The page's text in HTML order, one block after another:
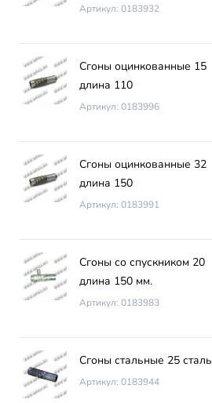
Артикул: 0183932
Сгоны оцинкованные 15
длина 110
Артикул: 0183996
Сгоны оцинкованные 32
длина 150
Артикул: 0183991
Сгоны со спускником 20
длина 150 мм.
Артикул: 0183983
Сгоны стальные 25 сталь
Артикул: 0183944